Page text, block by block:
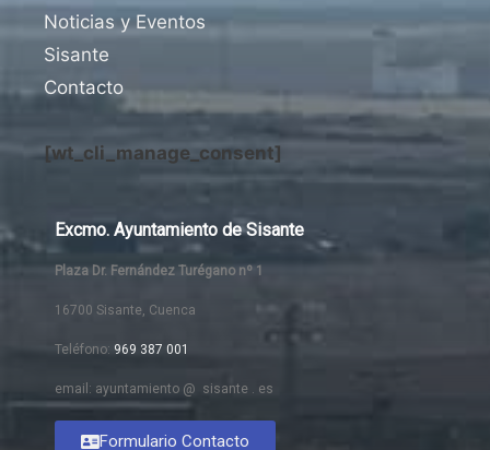
Noticias y Eventos
Sisante
Contacto
[wt_cli_manage_consent]
Excmo. Ayuntamiento de Sisante
Plaza Dr. Fernández Turégano nº 1
16700 Sisante, Cuenca
Teléfono: 969 387 001
email: ayuntamiento @ sisante . es
Formulario Contacto